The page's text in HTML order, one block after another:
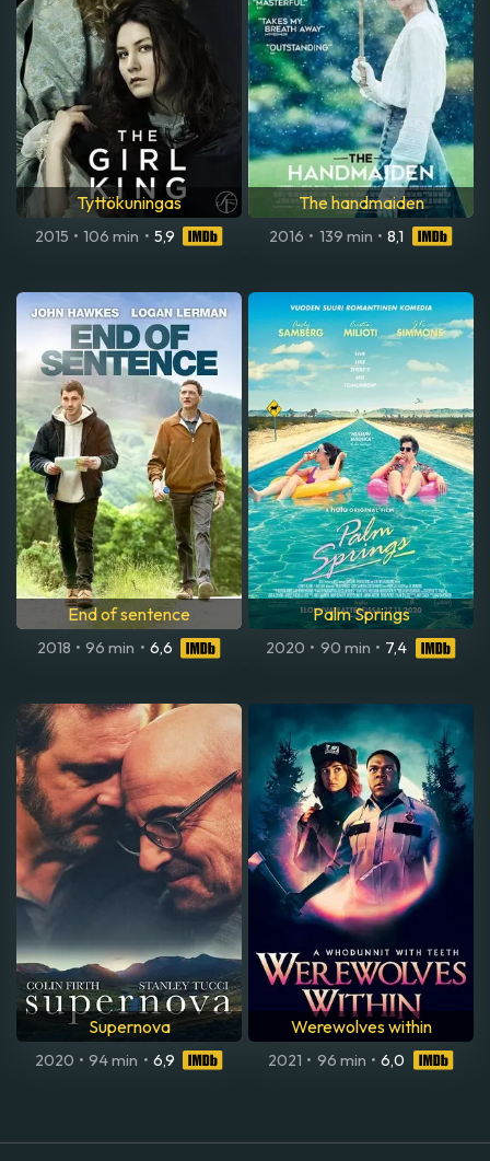
Tyttökuningas
2015 • 106 min • 5,9
The handmaiden
2016 • 139 min • 8,1
End of sentence
2018 • 96 min • 6,6
Palm Springs
2020 • 90 min • 7,4
Supernova
2020 • 94 min • 6,9
Werewolves within
2021 • 96 min • 6,0